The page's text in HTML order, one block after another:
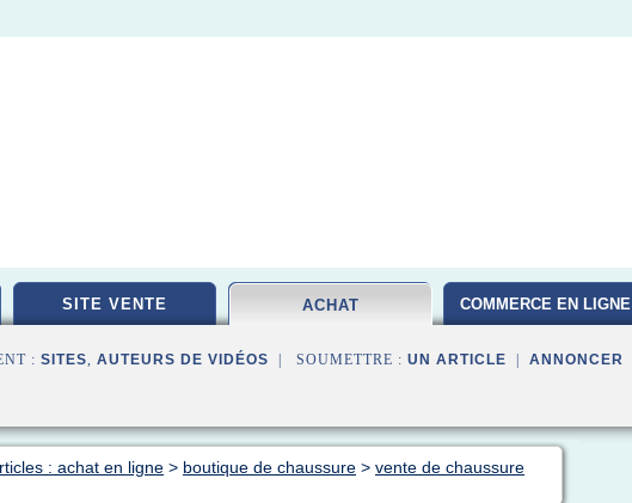
SITE VENTE ACHAT COMMERCE EN LIGNE
: SITES, AUTEURS DE VIDÉOS | SOUMETTRE : UN ARTICLE ANNONCER
: achat en ligne > boutique de chaussure > vente de chaussure